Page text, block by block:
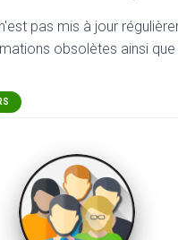
pas mis à jour
obsolètes ainsi que